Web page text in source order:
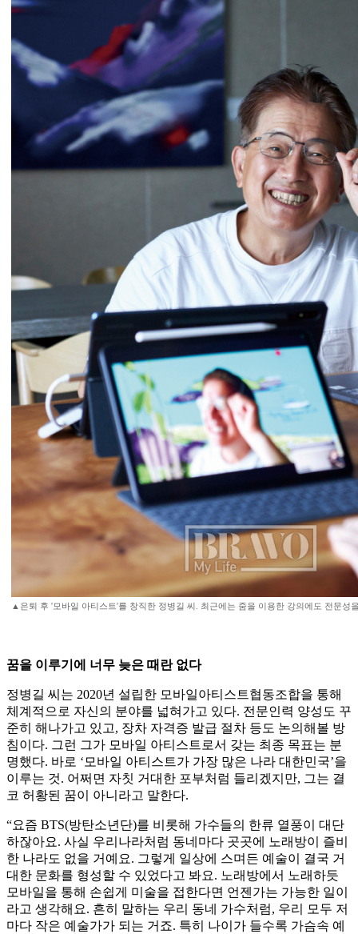
▲은퇴 후 '모바일 아티스트'를 창직한 정병길 씨. 최근에는 줌을 이용한 강의에도 전문성
꿈을 이루기에 너무 늦은 때란 없다
정병길 씨는 2020년 설립한 모바일아티스트협동조합을 통해
체계적으로 자신의 분야를 넓혀가고 있다. 전문인력 양성도 꾸
준히 해나가고 있고, 장차 자격증 발급 절차 등도 논의해볼 방
침이다. 그런 그가 모바일 아티스트로서 갖는 최종 목표는 분
명했다. 바로 ‘모바일 아티스트가 가장 많은 나라 대한민국’을
이루는 것. 어쩌면 자칫 거대한 포부처럼 들리겠지만, 그는 결
코 허황된 꿈이 아니라고 말한다.
“요즘 BTS(방탄소년단)를 비롯해 가수들의 한류 열풍이 대단
하잖아요. 사실 우리나라처럼 동네마다 곳곳에 노래방이 즐비
한 나라도 없을 거예요. 그렇게 일상에 스며든 예술이 결국 거
대한 문화를 형성할 수 있었다고 봐요. 노래방에서 노래하듯
모바일을 통해 손쉽게 미술을 접한다면 언젠가는 가능한 일이
라고 생각해요. 흔히 말하는 우리 동네 가수처럼, 우리 모두 저
마다 작은 예술가가 되는 거죠. 특히 나이가 들수록 가슴속 예